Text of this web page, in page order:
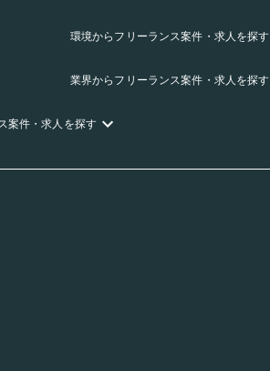
環境からフリーランス案件・求人を探す
業界からフリーランス案件・求人を探す
案件・求人を探す